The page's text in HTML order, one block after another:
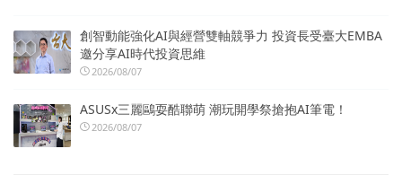
創智動能強化AI與經營雙軸競爭力 投資長受臺大EMBA
邀分享AI時代投資思維
2026/08/07
ASUSx三麗鷗耍酷聯萌 潮玩開學祭搶抱AI筆電！
2026/08/07